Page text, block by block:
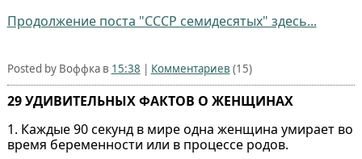
Продолжение поста "СССР семидесятых" здесь...
Posted by Воффка в 15:38 | Комментариев (15)
29 УДИВИТЕЛЬНЫХ ФАКТОВ О ЖЕНЩИНАХ
1. Каждые 90 секунд в мире одна женщина умирает во
время беременности или в процессе родов.